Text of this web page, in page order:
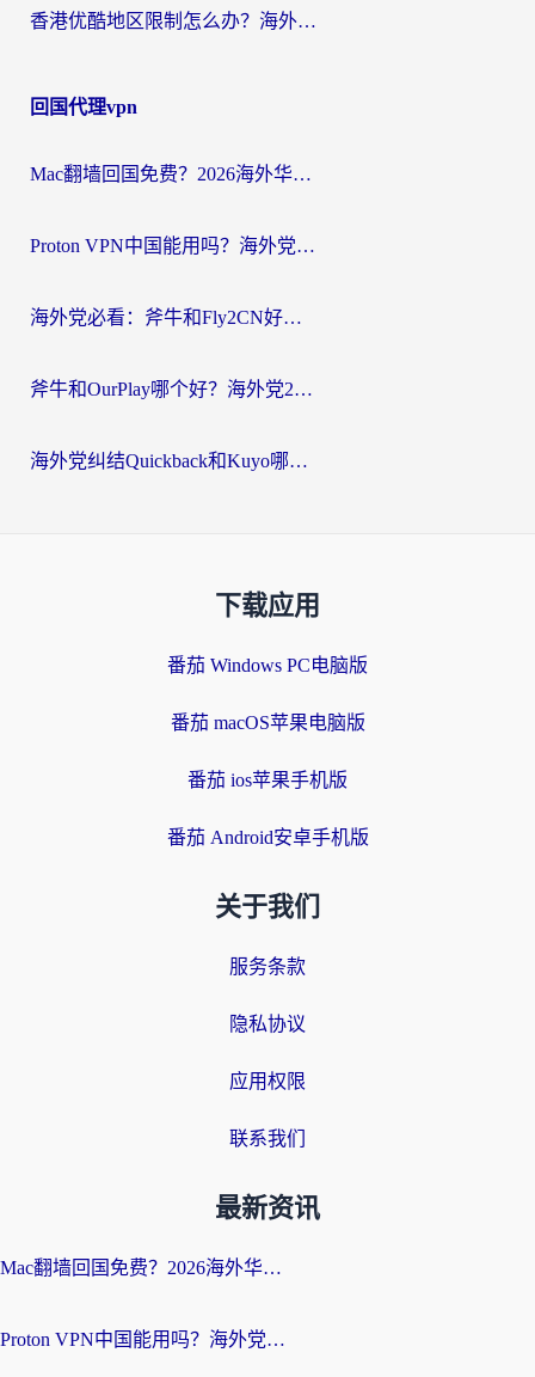
香港优酷地区限制怎么办？海外党亲测有效的追剧解决方案
回国代理vpn
Mac翻墙回国免费？2026海外华人亲测：从CCTV5直播到国内APP，这样选加速器才靠谱
Proton VPN中国能用吗？海外党选回国加速器的避坑指南（附番茄加速器实测）
海外党必看：斧牛和Fly2CN好用吗？3招教你选对回国加速器（附免费试用攻略）
斧牛和OurPlay哪个好？海外党2026亲测：选对加速器，国内资源秒加载
海外党纠结Quickback和Kuyo哪个好？选对回国加速器才能无缝刷国内资源
下载应用
番茄 Windows PC电脑版
番茄 macOS苹果电脑版
番茄 ios苹果手机版
番茄 Android安卓手机版
关于我们
服务条款
隐私协议
应用权限
联系我们
最新资讯
Mac翻墙回国免费？2026海外华人亲测：从CCTV5直播到国内APP，这样选加速器才靠谱
Proton VPN中国能用吗？海外党选回国加速器的避坑指南（附番茄加速器实测）